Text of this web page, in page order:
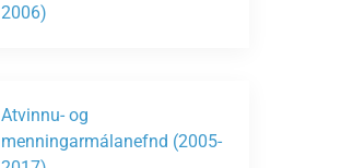
2006)
Atvinnu- og
menningarmálanefnd (2005-